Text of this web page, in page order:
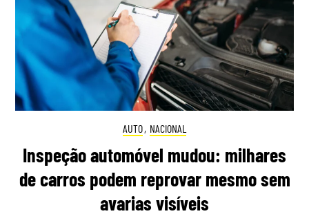
AUTO, NACIONAL
Inspeção automóvel mudou: milhares
de carros podem reprovar mesmo sem
avarias visíveis